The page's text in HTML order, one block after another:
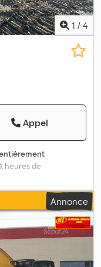
1 / 4
Appel
, heures de
JCB JS 330 NC 4 F
AdBlue,
Poids opérationnel :
Année : 2020 Crodpjyk
Annonce